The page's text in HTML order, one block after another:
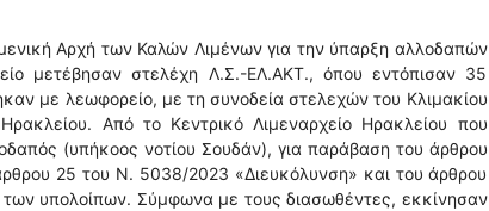
Αρχή των Καλών Λιμένων για την ύπαρξη αλλοδαπών
μετέβησαν στελέχη Λ.Σ.-ΕΛ.ΑΚΤ., όπου εντόπισαν 35
με λεωφορείο, με τη συνοδεία στελεχών του Κλιμακίου
Από το Κεντρικό Λιμεναρχείο Ηρακλείου που
(υπήκοος νοτίου Σουδάν), για παράβαση του άρθρου
25 του Ν. 5038/2023 «Διευκόλυνση» και του άρθρου
υπολοίπων. Σύμφωνα με τους διασωθέντες, εκκίνησαν